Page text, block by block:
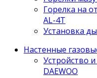
Горелка на
AL-4T
Установка
Настенные
Устройство
DAEWOO